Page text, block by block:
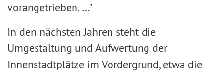
vorangetrieben. …"
In den nächsten Jahren steht die
Umgestaltung und Aufwertung der
Innenstadtplätze im Vordergrund, etwa die